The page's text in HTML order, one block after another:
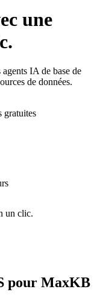
une
IA de base de
de données.
gratuites
pour MaxKB